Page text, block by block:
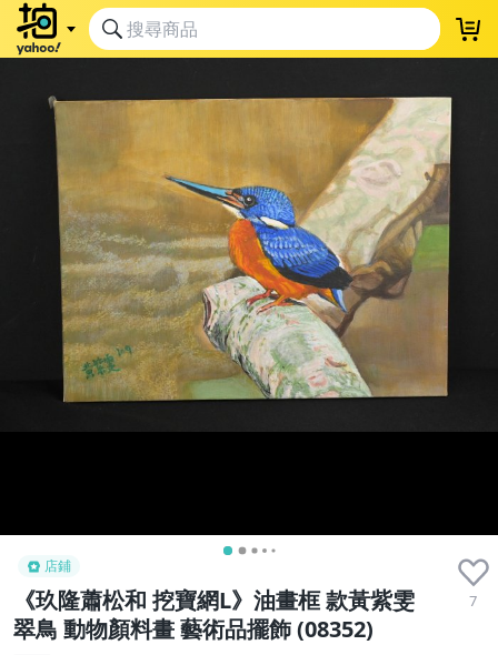
店鋪
《玖隆蕭松和 挖寶網L》油畫框 款黃紫雯
翠鳥 動物顏料畫 藝術品擺飾 (08352)
7